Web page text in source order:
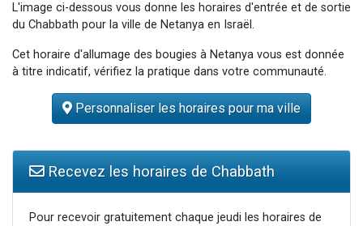
3 personnes viennent de nous rejoindre sur WhatsApp
8 personnes viennent de faire un don pour Tsédaka : pauvres d'Israel
L'image ci-dessous vous donne les horaires d'entrée et de sortie
du Chabbath pour la ville de Netanya en Israël.
Cet horaire d'allumage des bougies à Netanya vous est donnée
à titre indicatif, vérifiez la pratique dans votre communauté.
Personnaliser les horaires pour ma ville
Recevez les horaires de Chabbath
Pour recevoir gratuitement chaque jeudi les horaires de